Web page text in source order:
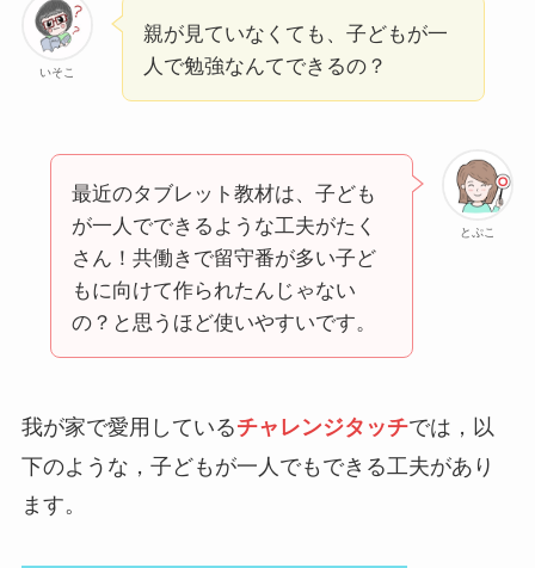
いそこ
親が見ていなくても、子どもが一
人で勉強なんてできるの？
とぷこ
最近のタブレット教材は、子ども
が一人でできるような工夫がたく
さん！共働きで留守番が多い子ど
もに向けて作られたんじゃない
の？と思うほど使いやすいです。
我が家で愛用しているチャレンジタッチでは，以
下のような，子どもが一人でもできる工夫があり
ます。